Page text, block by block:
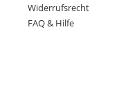
Widerrufsrecht
FAQ & Hilfe